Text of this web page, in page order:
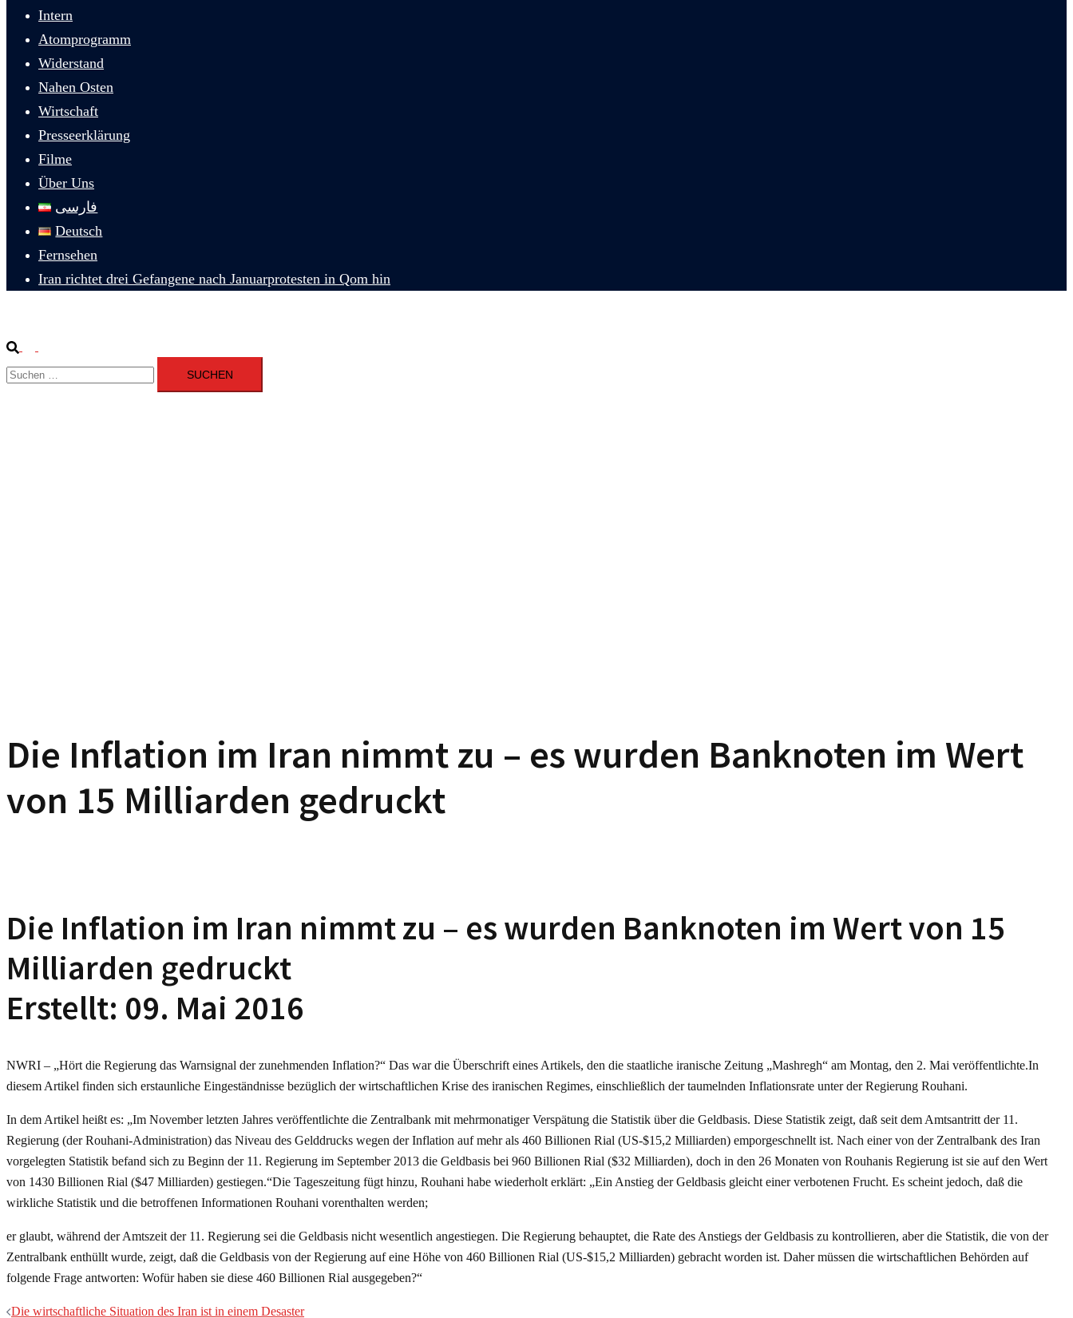
Intern
Atomprogramm
Widerstand
Nahen Osten
Wirtschaft
Presseerklärung
Filme
Über Uns
فارسی
Deutsch
Fernsehen
Iran richtet drei Gefangene nach Januarprotesten in Qom hin
Suche
umschalten
Suchen
nach:
Die Inflation im Iran nimmt zu – es wurden Banknoten im Wert
von 15 Milliarden gedruckt
Die Inflation im Iran nimmt zu – es wurden Banknoten im Wert von 15
Milliarden gedruckt
Erstellt: 09. Mai 2016
NWRI – „Hört die Regierung das Warnsignal der zunehmenden Inflation?“ Das war die Überschrift eines Artikels, den die staatliche iranische Zeitung „Mashregh“ am Montag, den 2. Mai veröffentlichte.In
diesem Artikel finden sich erstaunliche Eingeständnisse bezüglich der wirtschaftlichen Krise des iranischen Regimes, einschließlich der taumelnden Inflationsrate unter der Regierung Rouhani.
In dem Artikel heißt es: „Im November letzten Jahres veröffentlichte die Zentralbank mit mehrmonatiger Verspätung die Statistik über die Geldbasis. Diese Statistik zeigt, daß seit dem Amtsantritt der 11.
Regierung (der Rouhani-Administration) das Niveau des Gelddrucks wegen der Inflation auf mehr als 460 Billionen Rial (US-$15,2 Milliarden) emporgeschnellt ist. Nach einer von der Zentralbank des Iran
vorgelegten Statistik befand sich zu Beginn der 11. Regierung im September 2013 die Geldbasis bei 960 Billionen Rial ($32 Milliarden), doch in den 26 Monaten von Rouhanis Regierung ist sie auf den Wert
von 1430 Billionen Rial ($47 Milliarden) gestiegen.“Die Tageszeitung fügt hinzu, Rouhani habe wiederholt erklärt: „Ein Anstieg der Geldbasis gleicht einer verbotenen Frucht. Es scheint jedoch, daß die
wirkliche Statistik und die betroffenen Informationen Rouhani vorenthalten werden;
er glaubt, während der Amtszeit der 11. Regierung sei die Geldbasis nicht wesentlich angestiegen. Die Regierung behauptet, die Rate des Anstiegs der Geldbasis zu kontrollieren, aber die Statistik, die von der
Zentralbank enthüllt wurde, zeigt, daß die Geldbasis von der Regierung auf eine Höhe von 460 Billionen Rial (US-$15,2 Milliarden) gebracht worden ist. Daher müssen die wirtschaftlichen Behörden auf
folgende Frage antworten: Wofür haben sie diese 460 Billionen Rial ausgegeben?“
Die wirtschaftliche Situation des Iran ist in einem Desaster